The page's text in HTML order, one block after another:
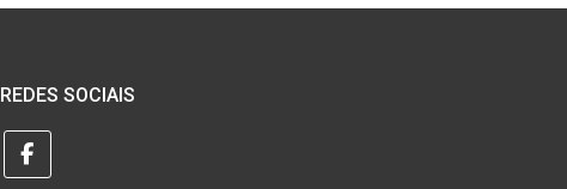
REDES SOCIAIS